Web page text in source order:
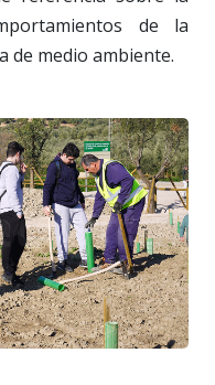
de la
de medio ambiente.